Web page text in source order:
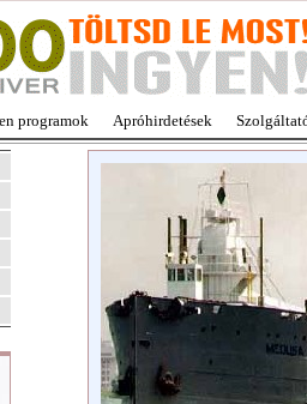
programok Apróhirdetések